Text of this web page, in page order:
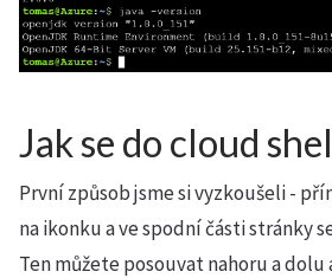
Jak se do cloud
První způsob jsme si vyzkoušeli -
na ikonku a ve spodní části stránky
Ten můžete posouvat nahoru a